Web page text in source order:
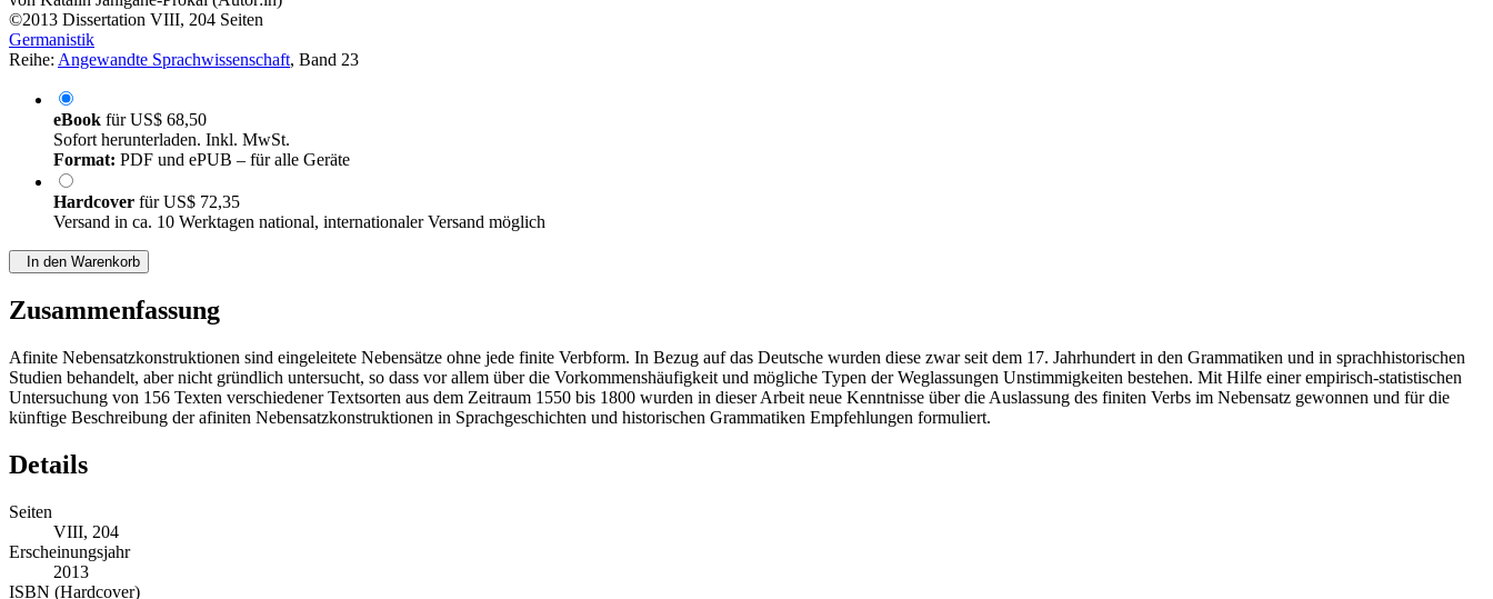
©2013 Dissertation VIII, 204 Seiten
Germanistik
Reihe: Angewandte Sprachwissenschaft, Band 23
eBook fürUS$ 68,50
Sofort herunterladen. Inkl. MwSt.
Format: PDF und ePUB – für alle Geräte
Hardcover fürUS$ 72,35
Versand in ca. 10 Werktagen national, internationaler Versand möglich
In den Warenkorb
Zusammenfassung
Afinite Nebensatzkonstruktionen sind eingeleitete Nebensätze ohne jede finite Verbform. In Bezug auf das Deutsche wurden diese zwar seit dem 17. Jahrhundert in den Grammatiken und in sprachhistorischen
Studien behandelt, aber nicht gründlich untersucht, so dass vor allem über die Vorkommenshäufigkeit und mögliche Typen der Weglassungen Unstimmigkeiten bestehen. Mit Hilfe einer empirisch-statistischen
Untersuchung von 156 Texten verschiedener Textsorten aus dem Zeitraum 1550 bis 1800 wurden in dieser Arbeit neue Kenntnisse über die Auslassung des finiten Verbs im Nebensatz gewonnen und für die
künftige Beschreibung der afiniten Nebensatzkonstruktionen in Sprachgeschichten und historischen Grammatiken Empfehlungen formuliert.
Details
Seiten
VIII, 204
Erscheinungsjahr
2013
ISBN (Hardcover)